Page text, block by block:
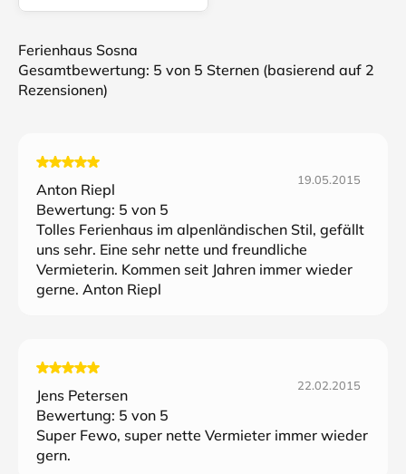
Ferienhaus Sosna
Gesamtbewertung: 5 von 5 Sternen (basierend auf 2
Rezensionen)
Anton Riepl
19.05.2015
Bewertung: 5 von 5
Tolles Ferienhaus im alpenländischen Stil, gefällt
uns sehr. Eine sehr nette und freundliche
Vermieterin. Kommen seit Jahren immer wieder
gerne. Anton Riepl
Jens Petersen
22.02.2015
Bewertung: 5 von 5
Super Fewo, super nette Vermieter immer wieder
gern.